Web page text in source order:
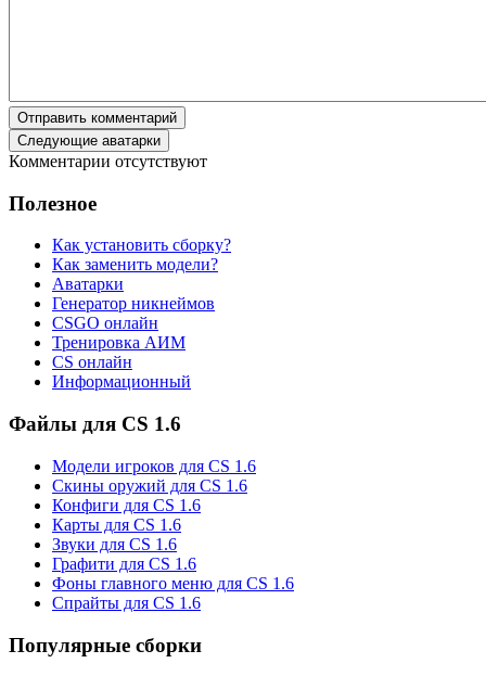
Отправить комментарий
Следующие аватарки
Комментарии отсутствуют
Полезное
Как установить сборку?
Как заменить модели?
Аватарки
Генератор никнеймов
CSGO онлайн
Тренировка АИМ
CS онлайн
Информационный
Файлы для CS 1.6
Модели игроков для CS 1.6
Скины оружий для CS 1.6
Конфиги для CS 1.6
Карты для CS 1.6
Звуки для CS 1.6
Графити для CS 1.6
Фоны главного меню для CS 1.6
Спрайты для CS 1.6
Популярные сборки